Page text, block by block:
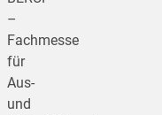
–
Fachmesse
für
Aus-
und